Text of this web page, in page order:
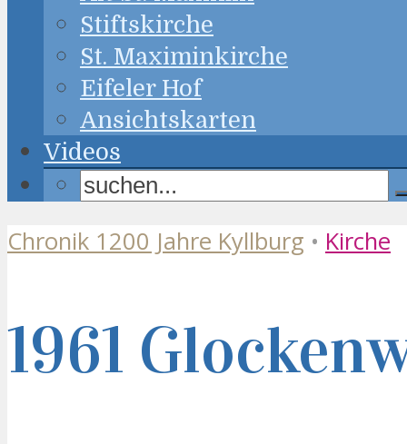
Stiftskirche
St. Maximinkirche
Eifeler Hof
Ansichtskarten
Videos
Chronik 1200 Jahre Kyllburg • Kirche
1961